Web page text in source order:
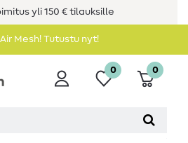
yli 150 € tilauksille
Mesh! Tutustu nyt!
0 0